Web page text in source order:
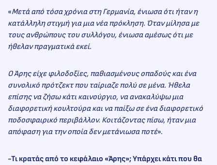
«Μετά από τόσα χρόνια στη Γερμανία, ένιωσα ότι ήταν η
κατάλληλη στιγμή για μια νέα πρόκληση. Όταν μίλησα με
τους ανθρώπους του συλλόγου, ένιωσα αμέσως ότι με
ήθελαν πραγματικά εκεί.
Ο Άρης είχε φιλοδοξίες, παθιασμένους οπαδούς και ένα
συνολικό πρότζεκτ που ταίριαζε πολύ σε μένα. Ήθελα
επίσης να ζήσω κάτι καινούργιο, να ανακαλύψω μια
διαφορετική κουλτούρα και να παίξω σε ένα διαφορετικό
ποδοσφαιρικό περιβάλλον. Κοιτάζοντας πίσω, ήταν μια
απόφαση για την οποία δεν μετάνιωσα ποτέ».
-Τι κρατάς από το κεφάλαιο «Άρης»; Υπάρχει κάτι που θα